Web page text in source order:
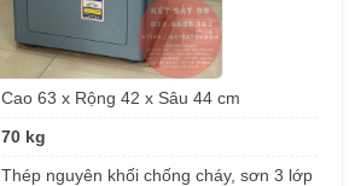
Cao 63 x Rộng 42 x Sâu 44 cm
70 kg
Thép nguyên khối chống cháy, sơn 3 lớp